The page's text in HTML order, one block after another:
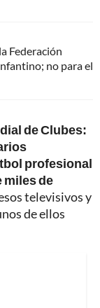
Federación
no para el
de Clubes:
profesional
miles de
televisivos y
de ellos